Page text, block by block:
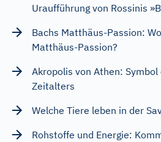
Uraufführung von Rossinis
Bachs Matthäus-Passion:
Matthäus-Passion?
Akropolis von Athen: Symbol
Zeitalters
Welche Tiere leben in der
Rohstoffe und Energie: